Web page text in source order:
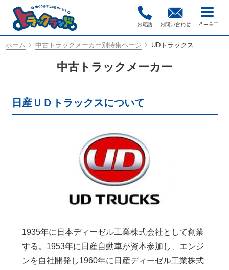
お電話 お問い合わせ
ホーム 中古トラックメーカー別特集ページ UDトラックス
中古トラックメーカー
日産ＵＤトラックスについて
1935年に日本ディーゼル工業株式会社として創業
する。1953年に日産自動車が資本参加し、エンジ
ンを自社開発し1960年に日産ディーゼル工業株式